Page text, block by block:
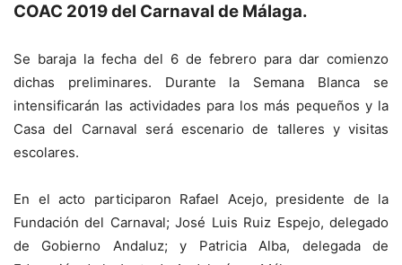
COAC 2019 del Carnaval de Málaga.
Se baraja la fecha del 6 de febrero para dar comienzo
dichas preliminares. Durante la Semana Blanca se
intensificarán las actividades para los más pequeños y la
Casa del Carnaval será escenario de talleres y visitas
escolares.
En el acto participaron Rafael Acejo, presidente de la
Fundación del Carnaval; José Luis Ruiz Espejo, delegado
de Gobierno Andaluz; y Patricia Alba, delegada de